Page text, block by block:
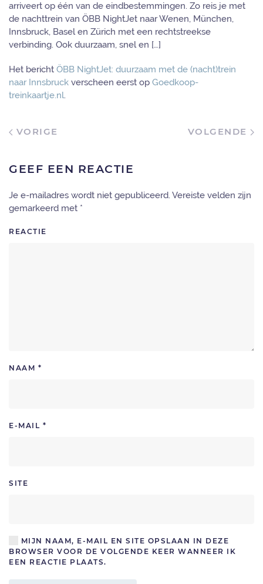
arriveert op één van de eindbestemmingen. Zo reis je met
de nachttrein van ÖBB NightJet naar Wenen, München,
Innsbruck, Basel en Zürich met een rechtstreekse
verbinding. Ook duurzaam, snel en […]
Het bericht ÖBB NightJet: duurzaam met de (nacht)trein
naar Innsbruck verscheen eerst op Goedkoop-
treinkaartje.nl.
VORIGE VOLGENDE
GEEF EEN REACTIE
Je e-mailadres wordt niet gepubliceerd. Vereiste velden zijn
gemarkeerd met *
REACTIE
NAAM *
E-MAIL *
SITE
MIJN NAAM, E-MAIL EN SITE OPSLAAN IN DEZE
BROWSER VOOR DE VOLGENDE KEER WANNEER IK
EEN REACTIE PLAATS.